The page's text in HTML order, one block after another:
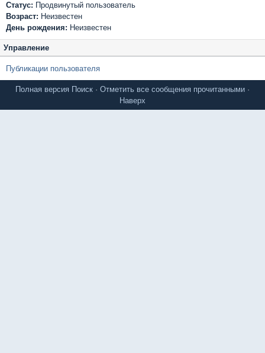
Статус: Продвинутый пользователь
Возраст: Неизвестен
День рождения: Неизвестен
Управление
Публикации пользователя
Полная версия Поиск · Отметить все сообщения прочитанными ·
Наверх